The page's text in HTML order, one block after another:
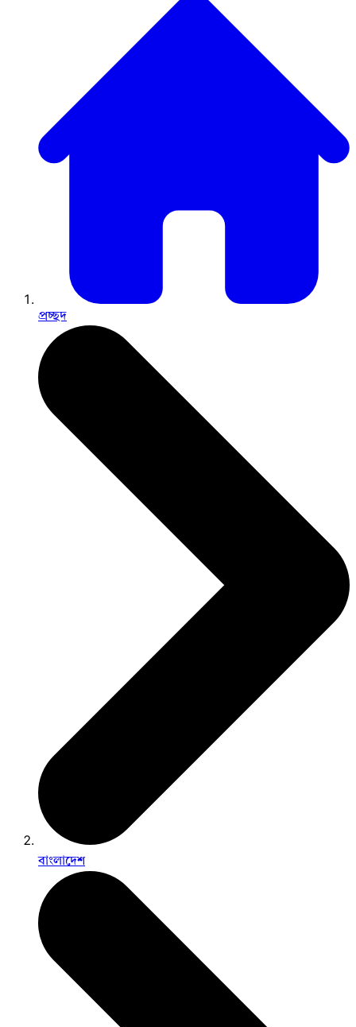
প্রচ্ছদ
বাংলাদেশ